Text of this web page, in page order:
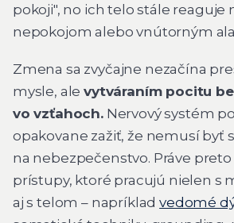
pokoji", no ich telo stále reaguje
nepokojom alebo vnútorným
Zmena sa zvyčajne nezačína
mysle, alevytváraním pocitu
vo vzťahoch.Nervový systém
opakovane zažiť, že nemusí byť
na nebezpečenstvo. Práve
prístupy, ktoré pracujú nielen s
aj s telom – napríkladvedomé